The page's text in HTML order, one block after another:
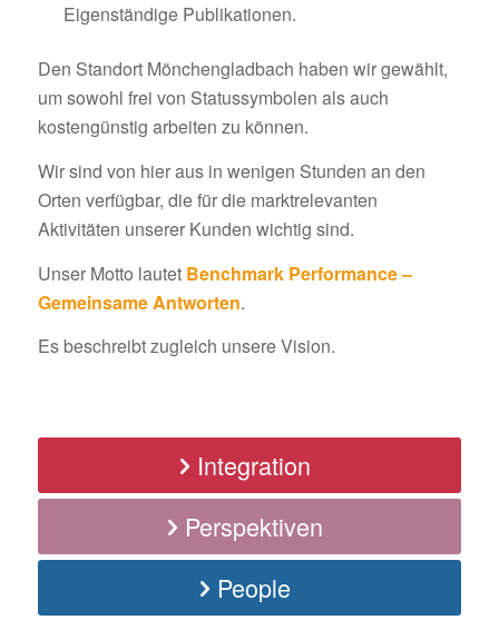
Eigenständige Publikationen.
Den Standort Mönchengladbach haben wir gewählt,
um sowohl frei von Statussymbolen als auch
kostengünstig arbeiten zu können.
Wir sind von hier aus in wenigen Stunden an den
Orten verfügbar, die für die marktrelevanten
Aktivitäten unserer Kunden wichtig sind.
Unser Motto lautet Benchmark Performance –
Gemeinsame Antworten.
Es beschreibt zugleich unsere Vision.
Integration
Perspektiven
People